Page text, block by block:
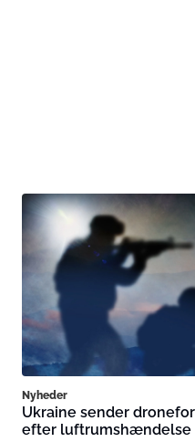
Nyheder
Ukraine sender
efter luftrumshændelse